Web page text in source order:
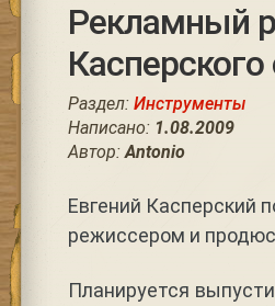
Рекламный
Раздел: Инструменты
Написано: 1.08.2009
Автор:Antonio
Евгений Касперский
режиссером и
Планируется